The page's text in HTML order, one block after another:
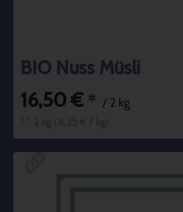
BIO Nuss Müsli
16,50 € * / 2 kg